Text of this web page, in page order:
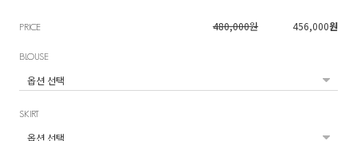
PRICE 480,000원 456,000원
BLOUSE
SKIRT